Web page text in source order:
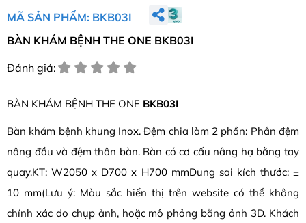
MÃ SẢN PHẨM: BKB03I
BÀN KHÁM BỆNH THE ONE BKB03I
Đánh giá:
BÀN KHÁM BỆNH THE ONE BKB03I
Bàn khám bệnh khung Inox. Đệm chia làm 2 phần: Phần đệm
nâng đầu và đệm thân bàn. Bàn có cơ cấu nâng hạ bằng tay
quay.KT: W2050 x D700 x H700 mmDung sai kích thước: ±
10 mm(Lưu ý: Màu sắc hiển thị trên website có thể không
chính xác do chụp ảnh, hoặc mô phỏng bằng ảnh 3D. Khách